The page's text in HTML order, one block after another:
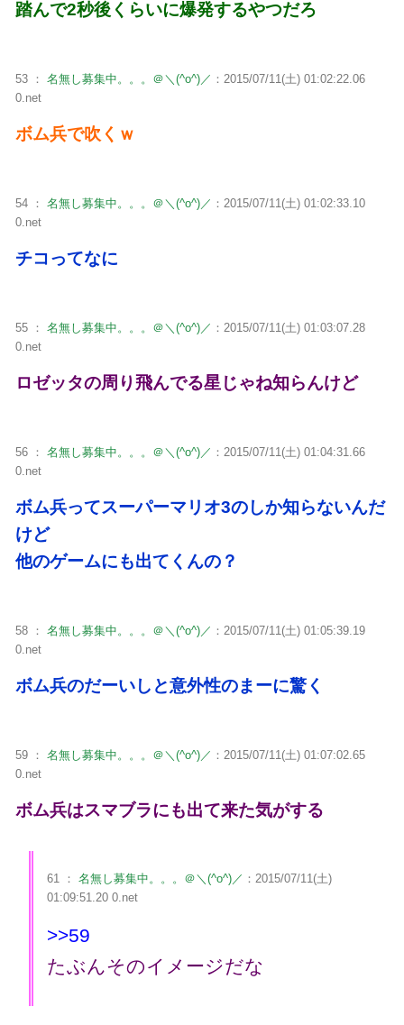
踏んで2秒後くらいに爆発するやつだろ
53 ： 名無し募集中。。。＠＼(^o^)／ ：2015/07/11(土) 01:02:22.06
0.net
ボム兵で吹くｗ
54 ： 名無し募集中。。。＠＼(^o^)／ ：2015/07/11(土) 01:02:33.10
0.net
チコってなに
55 ： 名無し募集中。。。＠＼(^o^)／ ：2015/07/11(土) 01:03:07.28
0.net
ロゼッタの周り飛んでる星じゃね知らんけど
56 ： 名無し募集中。。。＠＼(^o^)／ ：2015/07/11(土) 01:04:31.66
0.net
ボム兵ってスーパーマリオ3のしか知らないんだ
けど
他のゲームにも出てくんの？
58 ： 名無し募集中。。。＠＼(^o^)／ ：2015/07/11(土) 01:05:39.19
0.net
ボム兵のだーいしと意外性のまーに驚く
59 ： 名無し募集中。。。＠＼(^o^)／ ：2015/07/11(土) 01:07:02.65
0.net
ボム兵はスマブラにも出て来た気がする
61 ： 名無し募集中。。。＠＼(^o^)／ ：2015/07/11(土)
01:09:51.20 0.net
>>59
たぶんそのイメージだな